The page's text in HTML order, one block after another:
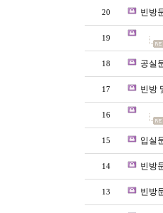
20 빈방
19
18 공실
17 빈방
16
15 입실
14 빈방
13 빈방